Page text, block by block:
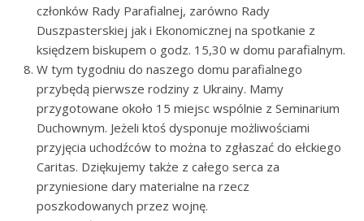
członków Rady Parafialnej, zarówno Rady
Duszpasterskiej jak i Ekonomicznej na spotkanie z
księdzem biskupem o godz. 15,30 w domu parafialnym.
W tym tygodniu do naszego domu parafialnego
przybędą pierwsze rodziny z Ukrainy. Mamy
przygotowane około 15 miejsc wspólnie z Seminarium
Duchownym. Jeżeli ktoś dysponuje możliwościami
przyjęcia uchodźców to można to zgłaszać do ełckiego
Caritas. Dziękujemy także z całego serca za
przyniesione dary materialne na rzecz
poszkodowanych przez wojnę.